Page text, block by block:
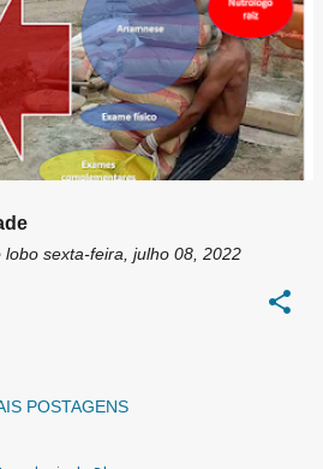
lobo sexta-feira, julho 08, 2022
POSTAGENS